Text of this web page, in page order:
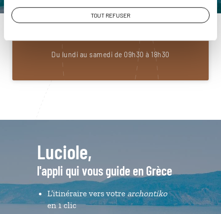
TOUT REFUSER
Construisez votre voyage avec un spécialiste Grèce
01 85 08 22 94
Du lundi au samedi de 09h30 à 18h30
Luciole,
l'appli qui vous guide en Grèce
L’itinéraire vers votre archontiko
en 1 clic